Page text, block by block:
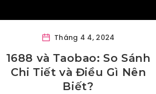
Tháng 4 4, 2024
1688 và Taobao: So Sánh
Chi Tiết và Điều Gì Nên
Biết?